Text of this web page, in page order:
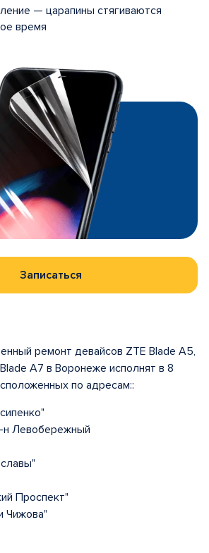
— царапины стягиваются
время
Записаться
ремонт девайсов ZTE Blade A5,
A7 в Воронеже исполнят в 8
по адресам::
н Левобережный
Проспект"
Чижова"